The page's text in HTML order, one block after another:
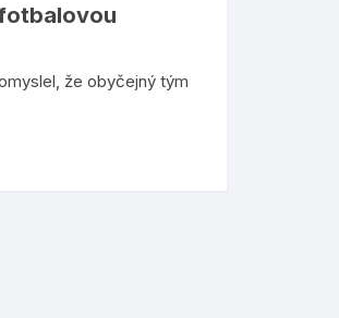
že obyčejný tým